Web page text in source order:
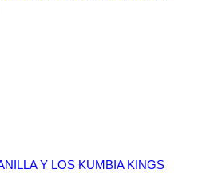
Y LOS KUMBIA KINGS